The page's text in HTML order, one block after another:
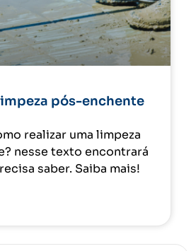
pós-enchente
realizar uma limpeza
nesse texto encontrará
saber. Saiba mais!